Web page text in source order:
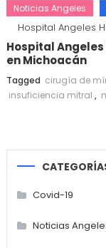
Noticias Angeles
Hospital Angeles
Hospital
en Michoacán
Tagged cirugía de
insuficiencia mitral ,
Covid-19
Noticias